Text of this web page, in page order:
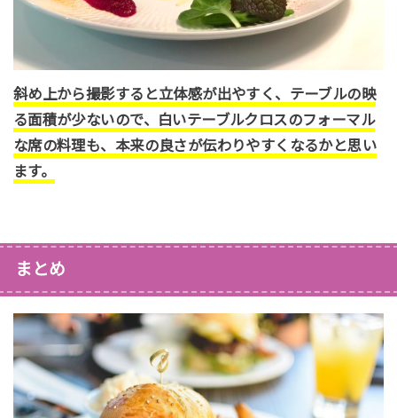
斜め上から撮影すると立体感が出やすく、テーブルの映
る面積が少ないので、白いテーブルクロスのフォーマル
な席の料理も、本来の良さが伝わりやすくなるかと思い
ます。
まとめ